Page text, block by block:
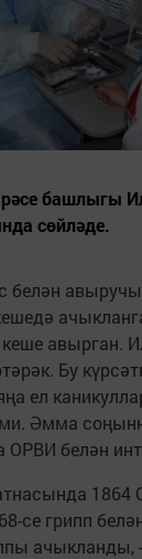
башлыгы
сөйләде.
белән
авырган.
Бу
ел
Әмма
ОРВИ белән
1864
се грипп
ачыкланды,